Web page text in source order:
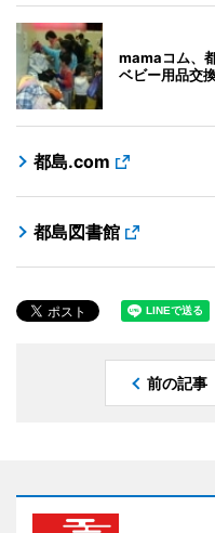
mamaコム、
ベビー用品交
都島.com
都島図書館
前の記事